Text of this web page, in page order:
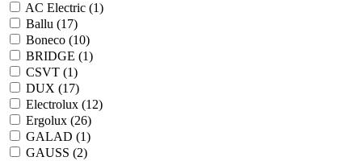
AC Electric (1)
Ballu (17)
Boneco (10)
BRIDGE (1)
CSVT (1)
DUX (17)
Electrolux (12)
Ergolux (26)
GALAD (1)
GAUSS (2)